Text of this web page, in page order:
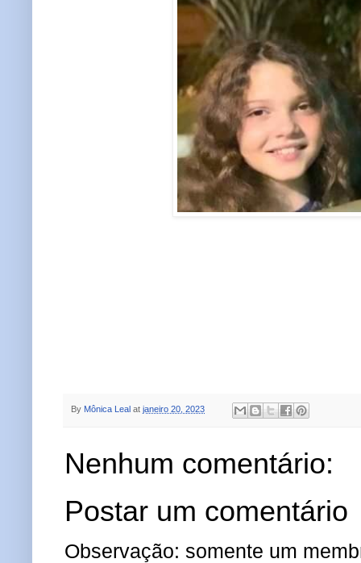
By Mônica Leal at janeiro 20, 2023
Nenhum comentário:
Postar um comentário
Observação: somente um